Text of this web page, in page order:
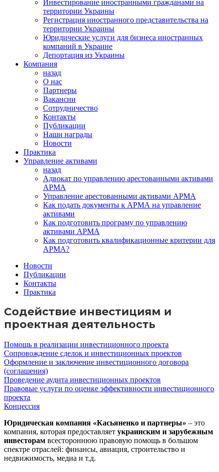
Инвестирование иностранными гражданами на
территории Украины
Регистрация иностранного представительства на
территории Украины
Юридические услуги для бизнеса иностранных
компаний в Украине
Депортация из Украины
Компания
назад
О нас
Партнеры
Вакансии
Сотрудничество
Контакты
Публикации
Наши награды
Новости
Практика
Управление активами
назад
Адвокат по управлению арестованными активами
АРМА
Управление арестованными активами АРМА
Как подать документы к АРМА на управление
активами
Как подготовить програму по управлению
активами АРМА
Как подготовить квалификационные критерии для
АРМА?
Новости
Публикации
Контакты
Практика
Содействие инвестициям и
проектная деятельность
Помощь в реализации инвестиционного проекта
Сопровождение сделок и инвестиционных проектов
Оформление и заключение инвестиционного договора
(соглашения)
Проведение аудита инвестиционных проектов
Правовые услуги по оценке эффективности инвестиционного
проекта
Концессия
Юридическая компания «Касьяненко и партнеры» – это
компания, которая предоставляет украинским и зарубежным
инвесторам всестороннюю правовую помощь в большом
спектре отраслей: финансы, авиация, строительство и
недвижимость, медиа и т.д.